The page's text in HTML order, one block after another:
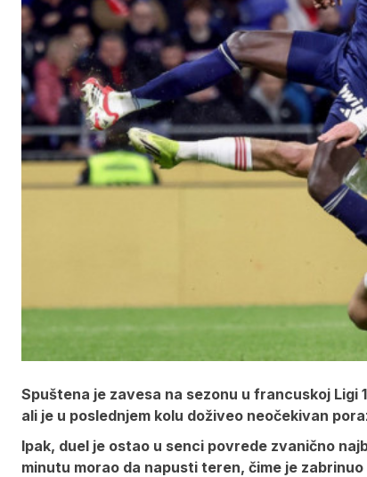
Spuštena je zavesa na sezonu u francuskoj Ligi
ali je u poslednjem kolu doživeo neočekivan
Ipak, duel je ostao u senci povrede zvanično
minutu morao da napusti teren, čime je